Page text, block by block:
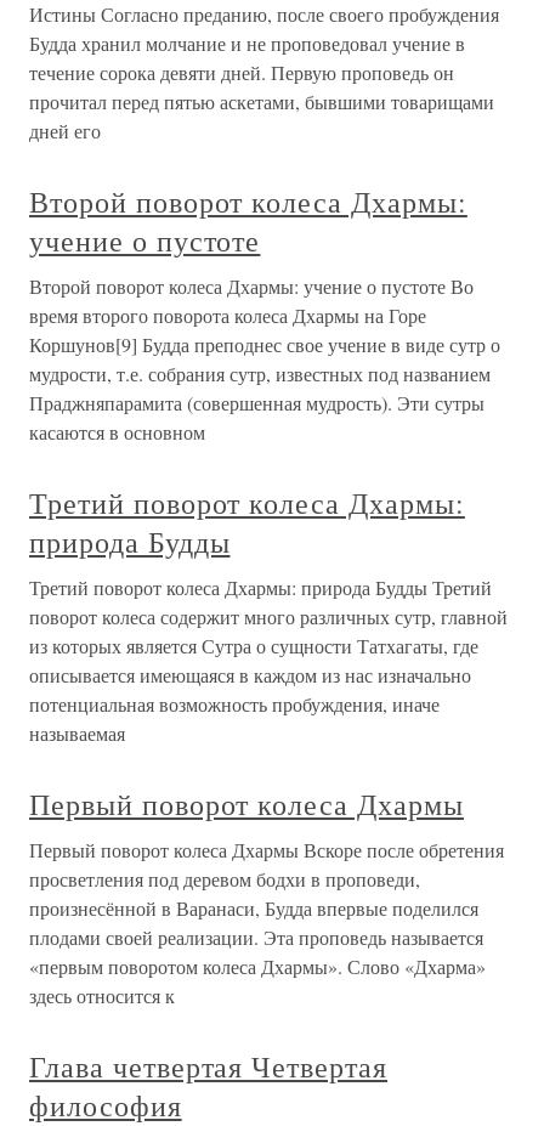
Истины Согласно преданию, после своего пробуждения
Будда хранил молчание и не проповедовал учение в
течение сорока девяти дней. Первую проповедь он
прочитал перед пятью аскетами, бывшими товарищами
дней его
Второй поворот колеса Дхармы:
учение о пустоте
Второй поворот колеса Дхармы: учение о пустоте Во
время второго поворота колеса Дхармы на Горе
Коршунов[9] Будда преподнес свое учение в виде сутр о
мудрости, т.е. собрания сутр, известных под названием
Праджняпарамита (совершенная мудрость). Эти сутры
касаются в основном
Третий поворот колеса Дхармы:
природа Будды
Третий поворот колеса Дхармы: природа Будды Третий
поворот колеса содержит много различных сутр, главной
из которых является Сутра о сущности Татхагаты, где
описывается имеющаяся в каждом из нас изначально
потенциальная возможность пробуждения, иначе
называемая
Первый поворот колеса Дхармы
Первый поворот колеса Дхармы Вскоре после обретения
просветления под деревом бодхи в проповеди,
произнесённой в Варанаси, Будда впервые поделился
плодами своей реализации. Эта проповедь называется
«первым поворотом колеса Дхармы». Слово «Дхарма»
здесь относится к
Глава четвертая Четвертая
философия